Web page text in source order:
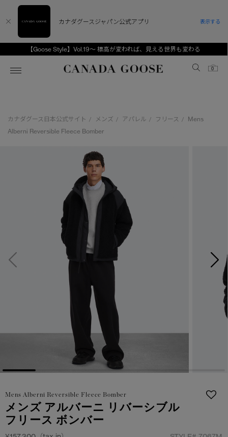
【Goose Style】Vol.19～ 標高が変われば、見える世界も変わる
Canada Goose
0
スノーグース
ディスカバー
アンバサダー
スプリングコレクション
ウィメンズ TOP
新着アイテム
ベストセラー
FW26コレクション
サマー 26 コレクション
サマー 26 コレクションLOOK
日本限定モデル
スノーグース
メイドインジャパンTシャツ
アウターウェア
アパレル
アクセサリー
フットウェア
コレクション
メンズ TOP
新着アイテム
ベストセラー
FW26コレクション
サマー 26 コレクション
サマー 26 コレクションLOOK
日本限定モデル
スノーグース
メイドインジャパンTシャツ
アウターウェア
アパレル
アクセサリー
フットウェア
コレクション
キッズ TOP
ベビー（0‐24ヵ月)
キッズ（2‐7歳)
ユース（6＋歳)
コレクション
CANADA GOOSE Generationsは、アウター
ウェアの下取り・再販を通じて、長く愛される製
品の価値を受け継いでいきます。
アーカイブの希少なピースもご覧いただけます。
詳しく見る
カナダグース日本公式サイト / メンズ / アパレル / フリース /
Mens
Alberni Reversible Fleece Bomber
Mens Alberni Reversible Fleece Bomber
メンズ アルバーニ リバーシブル
フリース ボンバー
カナダグースジャパン公式アプリ 表示する